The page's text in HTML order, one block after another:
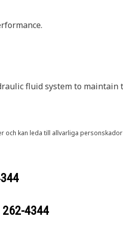
fluid system to
kan leda till allvarliga
262-4344